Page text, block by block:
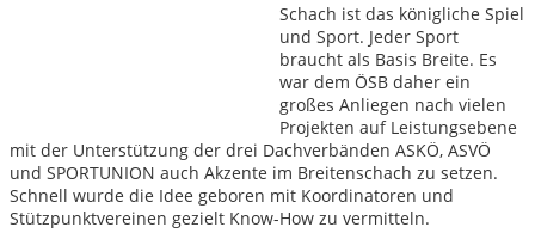
Schach ist das königliche Spiel
und Sport. Jeder Sport
braucht als Basis Breite. Es
war dem ÖSB daher ein
großes Anliegen nach vielen
Projekten auf Leistungsebene
mit der Unterstützung der drei Dachverbänden ASKÖ, ASVÖ
und SPORTUNION auch Akzente im Breitenschach zu setzen.
Schnell wurde die Idee geboren mit Koordinatoren und
Stützpunktvereinen gezielt Know-How zu vermitteln.